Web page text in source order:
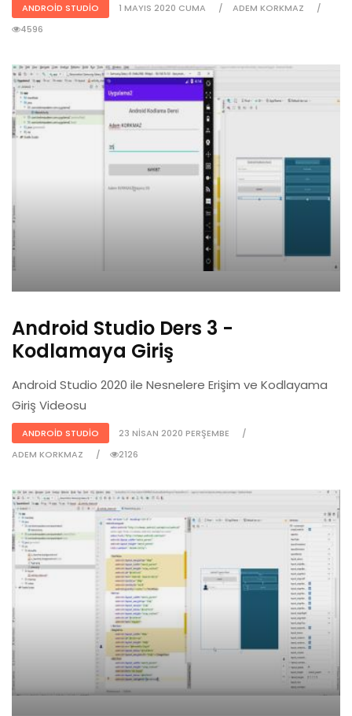
ANDROID STUDIO 1 MAYIS 2020 CUMA
ADEM KORKMAZ
4596
Android Studio Ders 3 -
Kodlamaya Giriş
Android Studio 2020 ile Nesnelere Erişim ve Kodlayama
Giriş Videosu
ANDROID STUDIO
23 NISAN 2020 PERŞEMBE
ADEM KORKMAZ
2126